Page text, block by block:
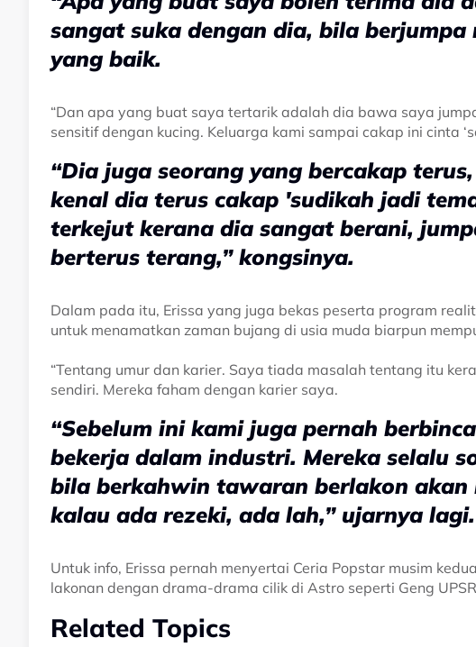
sangat suka dengan dia, bila
yang baik.
“Dan apa yang buat saya tertarik adalah dia bawa saya
sensitif dengan kucing. Keluarga kami sampai cakap ini cinta
“Dia juga seorang yang bercakap
kenal dia terus cakap 'sudikah jadi
terkejut kerana dia sangat berani,
berterus terang,” kongsinya.
Dalam pada itu, Erissa yang juga bekas peserta program
untuk menamatkan zaman bujang di usia muda biarpun
“Tentang umur dan karier. Saya tiada masalah tentang itu
sendiri. Mereka faham dengan karier saya.
“Sebelum ini kami juga pernah
bekerja dalam industri. Mereka selalu
bila berkahwin tawaran berlakon
kalau ada rezeki, ada lah,” ujarnya lagi.
Untuk info, Erissa pernah menyertai Ceria Popstar musim
lakonan dengan drama-drama cilik di Astro seperti Geng
Related Topics